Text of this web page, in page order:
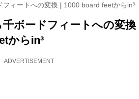
フィートへの変換 | 1000 board feetからin³
ボードフィートへの変換
からin³